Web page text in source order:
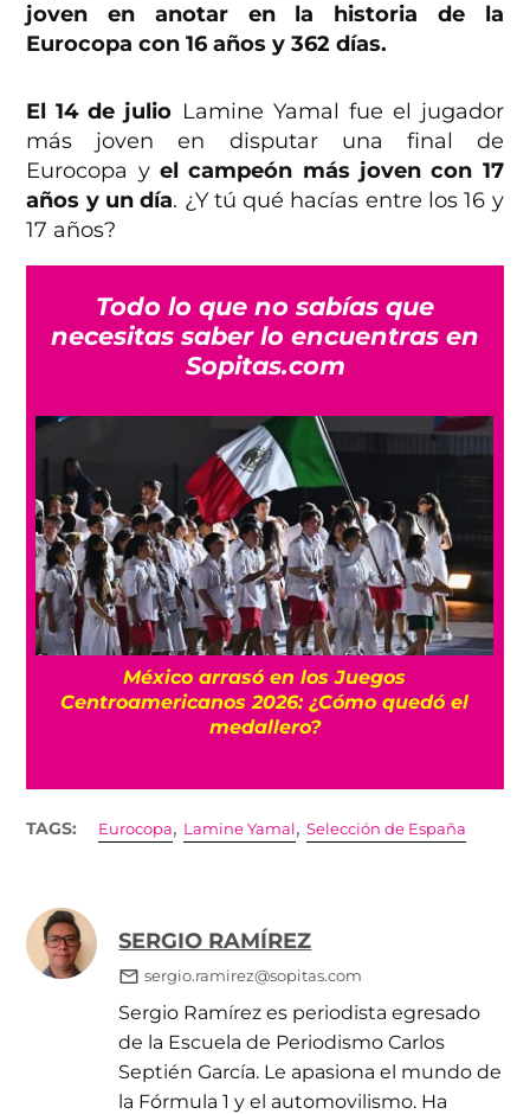
joven en anotar en la historia de la
Eurocopa con 16 años y 362 días.
El 14 de julio Lamine Yamal fue el jugador
más joven en disputar una final de
Eurocopa yel campeón más joven con 17
años y un día. ¿Y tú qué hacías entre los 16 y
17 años?
Todo lo que no sabías que
necesitas saber lo encuentras en
Sopitas.com
México arrasó en los Juegos
Centroamericanos 2026: ¿Cómo quedó el
medallero?
TAGS: Eurocopa, Lamine Yamal,Selección de España
SERGIO RAMÍREZ
sergio.ramirez@sopitas.com
Sergio Ramírez es periodista egresado
de la Escuela de Periodismo Carlos
Septién García. Le apasiona el mundo de
la Fórmula 1 y el automovilismo. Ha